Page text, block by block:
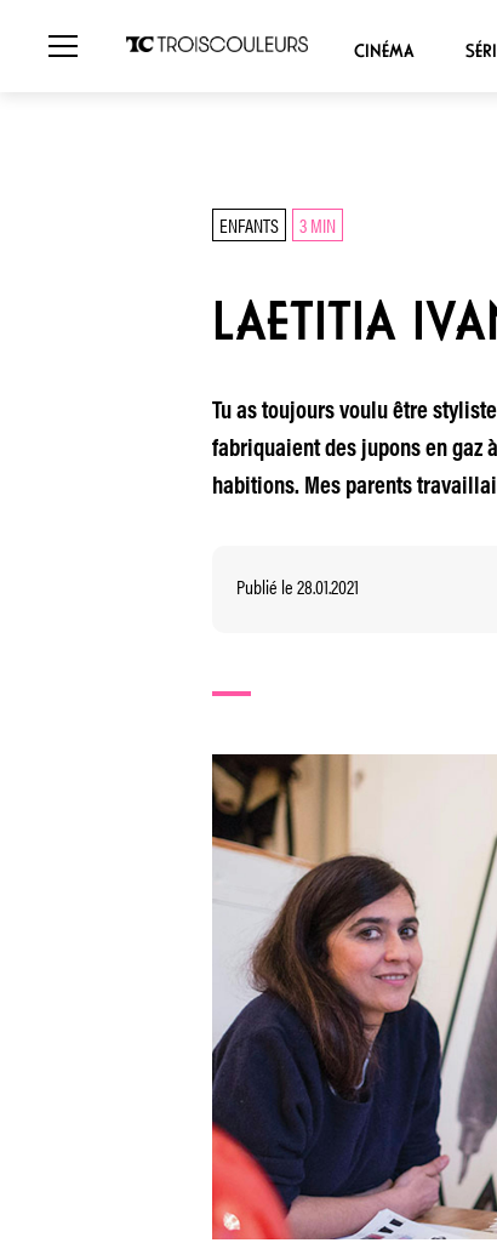
CINÉMA
ENFANTS 3 MIN
LAETITIA
Tu as toujours voulu être
fabriquaient des jupons en gaz
habitions. Mes parents
Publié le 28.01.2021